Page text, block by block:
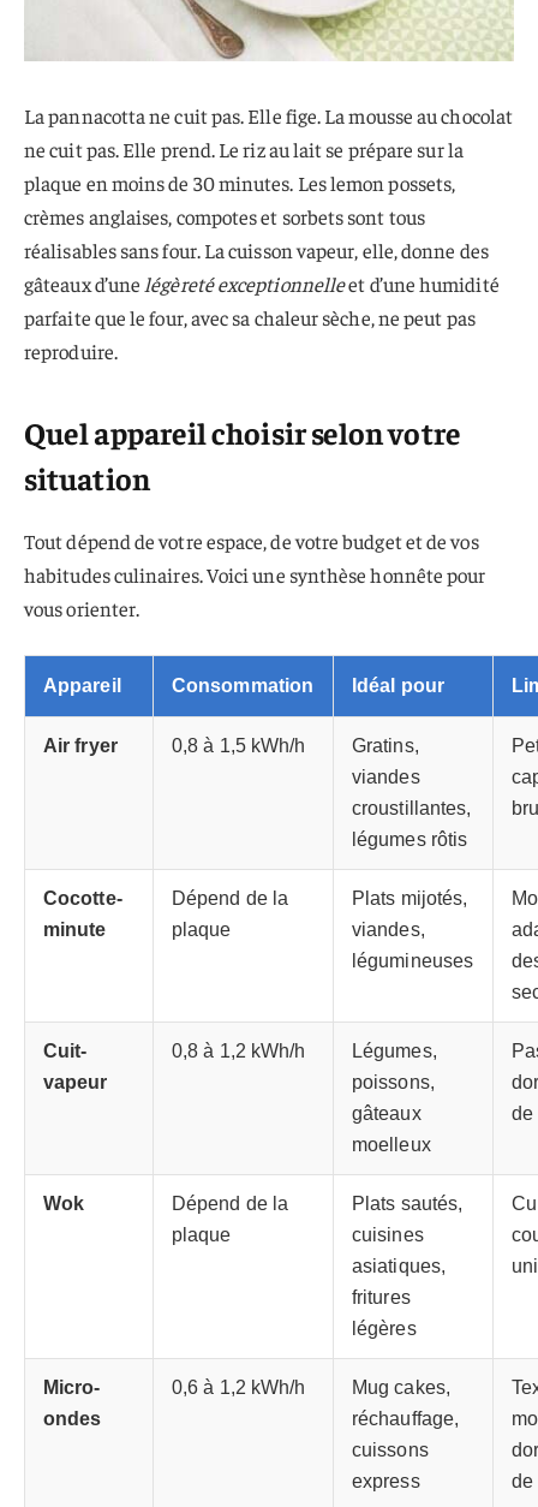
La pannacotta ne cuit pas. Elle fige. La mousse au chocolat
ne cuit pas. Elle prend. Le riz au lait se prépare sur la
plaque en moins de 30 minutes. Les lemon possets,
crèmes anglaises, compotes et sorbets sont tous
réalisables sans four. La cuisson vapeur, elle, donne des
gâteaux d’unelégèreté exceptionnelleet d’une humidité
parfaite que le four, avec sa chaleur sèche, ne peut pas
reproduire.
Quel appareil choisir selon votre
situation
Tout dépend de votre espace, de votre budget et de vos
habitudes culinaires. Voici une synthèse honnête pour
vous orienter.
Appareil Consommation Idéal pour
Air fryer 0,8 à 1,5 kWh/h
Gratins,
viandes
croustillantes,
légumes rôtis
Cocotte-
minute
Dépend de la
plaque
Plats mijotés,
viandes,
légumineuses
Cuit-
vapeur
0,8 à 1,2 kWh/h
Légumes,
poissons,
gâteaux
moelleux
de
Wok
Dépend de la
plaque
Plats sautés,
cuisines
asiatiques,
fritures
légères
Micro-
ondes
0,6 à 1,2 kWh/h
Mug cakes,
réchauffage,
cuissons
express
de